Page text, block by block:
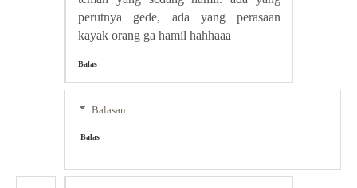
perutnya gede, ada yang perasaan
kayak orang ga hamil hahhaaa
Balas
Balasan
Balas